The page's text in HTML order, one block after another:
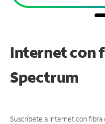
Internet con
Spectrum
Suscríbete a Internet con